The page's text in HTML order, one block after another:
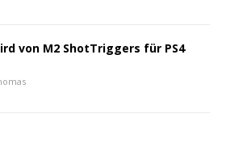
von M2 ShotTriggers für PS4